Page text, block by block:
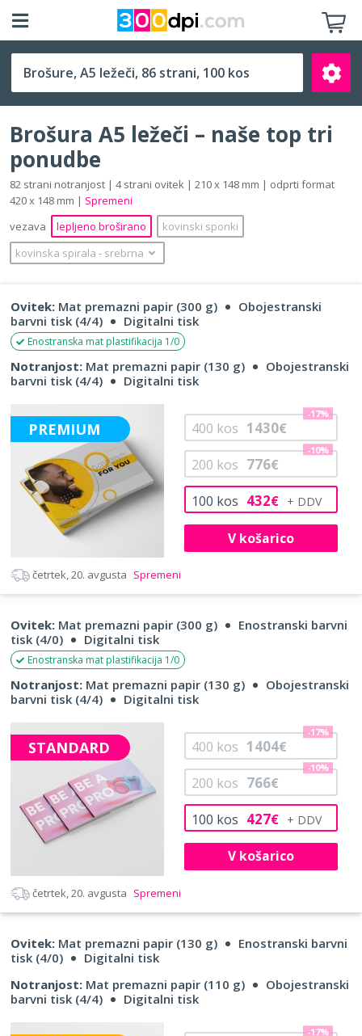
A5 ležeči (210 x 148 mm)
Išči
Brošura A5 ležeči – naše top tri
ponudbe
82 strani notranjost | 4 strani ovitek | 210 x 148 mm | odprti format
420 x 148 mm | Spremeni
vezava
lepljeno broširano
kovinski sponki
kovinska spirala ‐ srebrna
Ovitek: Mat premazni papir (300 g)
Obojestranski
barvni tisk (4/4)
Digitalni tisk
Enostranska mat plastifikacija 1/0
Notranjost: Mat premazni papir (130 g)
Obojestranski
barvni tisk (4/4)
Digitalni tisk
PREMIUM
100 kos 432€
200 kos 776€
-10%
400 kos 1430€
-17%
V košarico
četrtek, 20. avgusta Spremeni
Ovitek: Mat premazni papir (300 g)
Enostranski barvni
tisk (4/0)
Digitalni tisk
Enostranska mat plastifikacija 1/0
Notranjost: Mat premazni papir (130 g)
Obojestranski
barvni tisk (4/4)
Digitalni tisk
STANDARD
100 kos 427€
200 kos 766€
-10%
400 kos 1404€
-17%
V košarico
četrtek, 20. avgusta Spremeni
Ovitek: Mat premazni papir (130 g)
Enostranski barvni
tisk (4/0)
Digitalni tisk
Notranjost: Mat premazni papir (110 g)
Obojestranski
barvni tisk (4/4)
Digitalni tisk
-17%